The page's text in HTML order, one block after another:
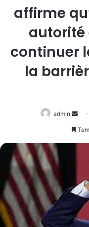
affirme
autorité
continuer
la
admin